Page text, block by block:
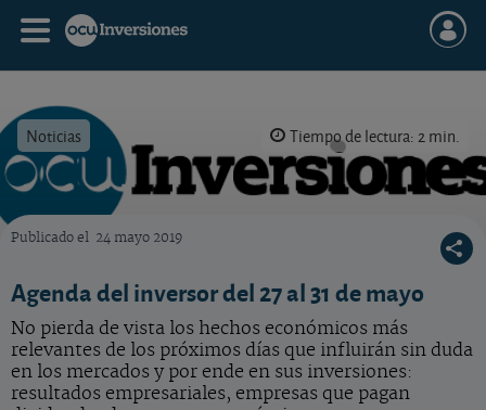
Noticias Tiempo de lectura: 2 min.
Publicado el 24 mayo 2019
Agenda del inversor del 27 al 31 de mayo
No pierda de vista los hechos económicos más
relevantes de los próximos días que influirán sin duda
en los mercados y por ende en sus inversiones:
resultados empresariales, empresas que pagan